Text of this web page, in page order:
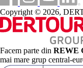
Copyright © 2026,
Facem parte din REWE
mai mare grup central-